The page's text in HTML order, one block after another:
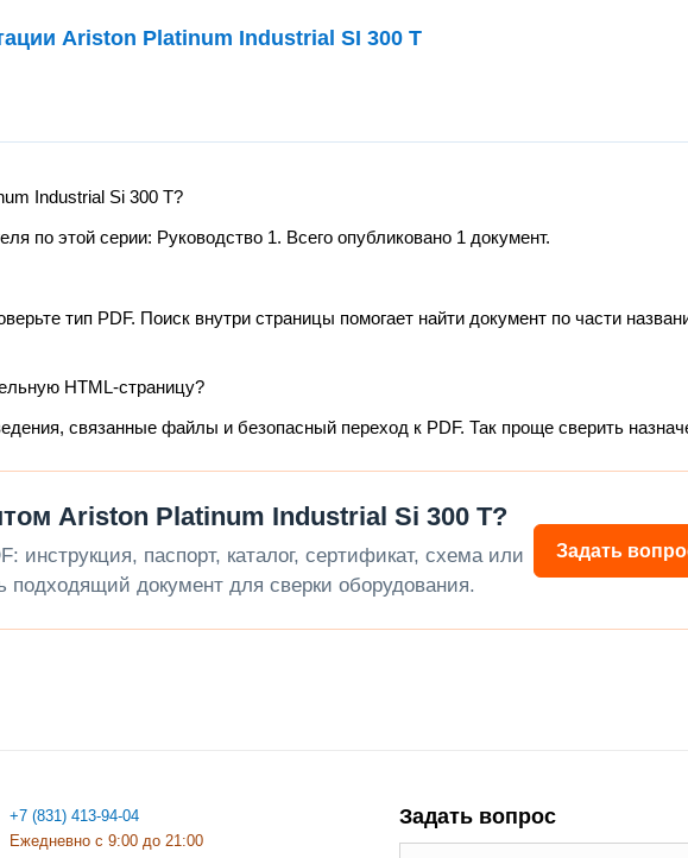
Ariston Platinum Industrial SI 300 T
Industrial Si 300 T?
по этой серии: Руководство 1. Всего опубликовано 1 документ.
тип PDF. Поиск внутри страницы помогает найти документ по части
HTML-страницу?
связанные файлы и безопасный переход к PDF. Так проще сверить
Ariston Platinum Industrial Si 300 T?
инструкция, паспорт, каталог, сертификат, схема или
документ для сверки оборудования.
Задать
+7 (831) 413-94-04
Ежедневно с 9:00 до 21:00
Задать вопрос